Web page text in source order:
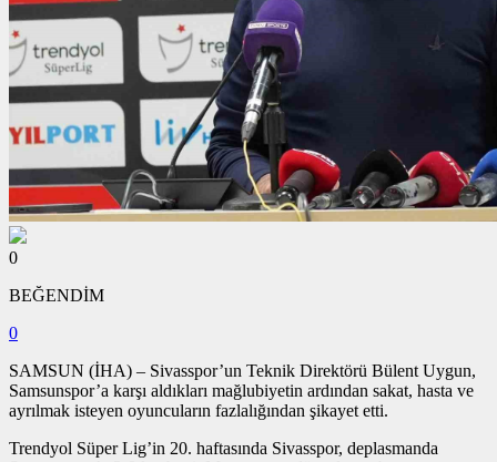
0
BEĞENDİM
0
SAMSUN (İHA) – Sivasspor’un Teknik Direktörü Bülent Uygun,
Samsunspor’a karşı aldıkları mağlubiyetin ardından sakat, hasta ve
ayrılmak isteyen oyuncuların fazlalığından şikayet etti.
Trendyol Süper Lig’in 20. haftasında Sivasspor, deplasmanda